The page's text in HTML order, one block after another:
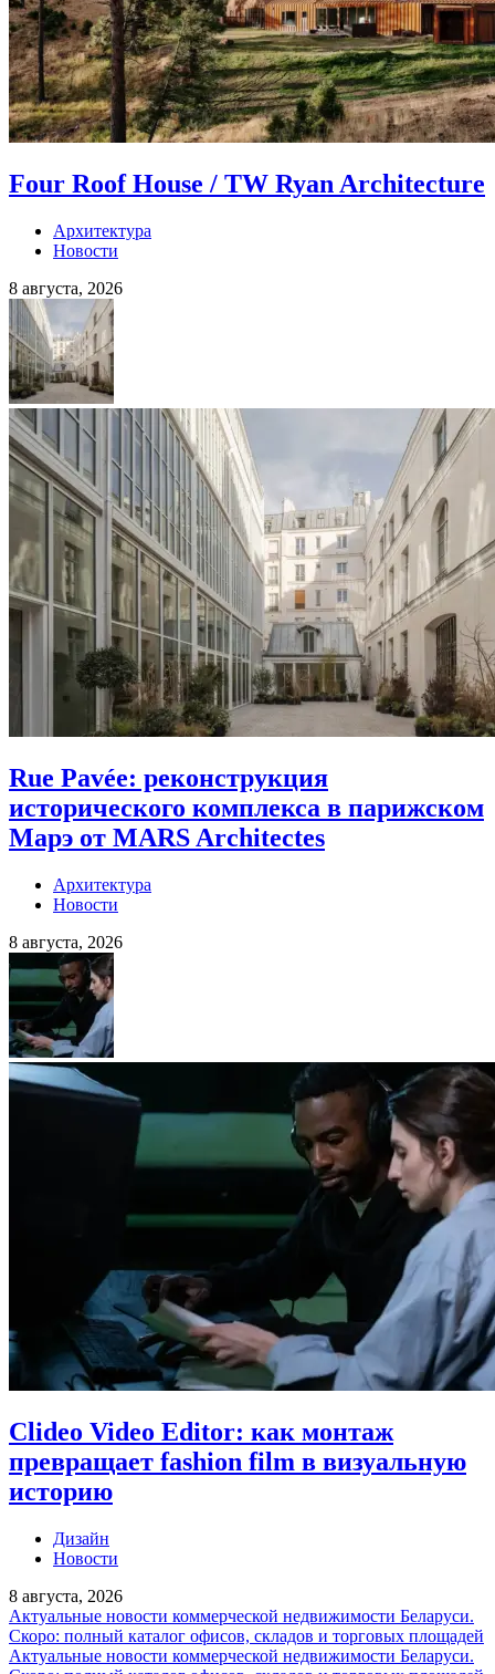
Four Roof House / TW Ryan Architecture
Архитектура
Новости
8 августа, 2026
Rue Pavée: реконструкция
исторического комплекса в парижском
Марэ от MARS Architectes
Архитектура
Новости
8 августа, 2026
Clideo Video Editor: как монтаж
превращает fashion film в визуальную
историю
Дизайн
Новости
8 августа, 2026
Актуальные новости коммерческой недвижимости Беларуси.
Скоро: полный каталог офисов, складов и торговых площадей
Актуальные новости коммерческой недвижимости Беларуси.